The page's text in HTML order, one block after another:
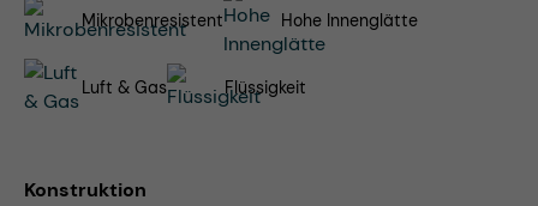
Mikrobenresistent Hohe Innenglätte
Luft & Gas Flüssigkeit
Konstruktion